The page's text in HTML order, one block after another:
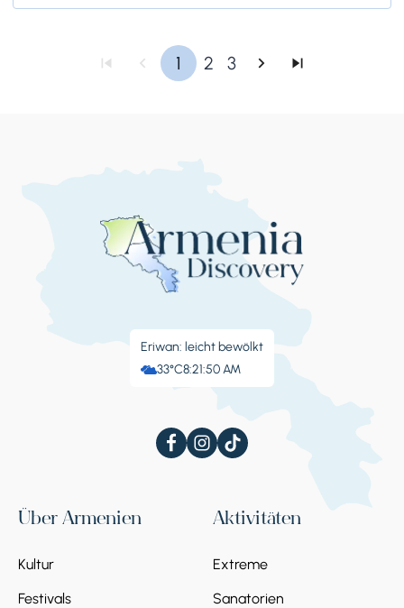
1 2 3
Eriwan: leicht bewölkt
33°C8:21:51 AM
Über Armenien
Kultur
Festivals
Aktivitäten
Extreme
Sanatorien